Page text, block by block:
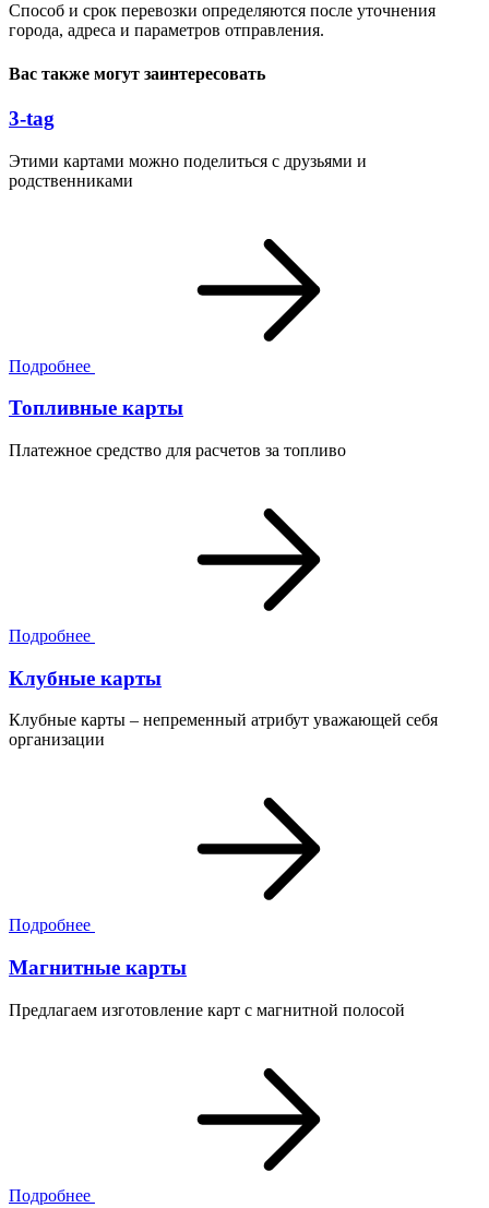
Способ и срок перевозки определяются после уточнения
города, адреса и параметров отправления.
Вас также могут заинтересовать
3-tag
Этими картами можно поделиться с друзьями и
родственниками
Подробнее
Топливные карты
Платежное средство для расчетов за топливо
Подробнее
Клубные карты
Клубные карты – непременный атрибут уважающей себя
организации
Подробнее
Магнитные карты
Предлагаем изготовление карт с магнитной полосой
Подробнее